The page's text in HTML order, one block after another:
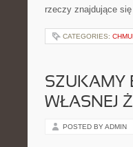
rzeczy znajdujące
CATEGORIES:
SZUKAMY
WŁASNEJ
POSTED BY ADMIN